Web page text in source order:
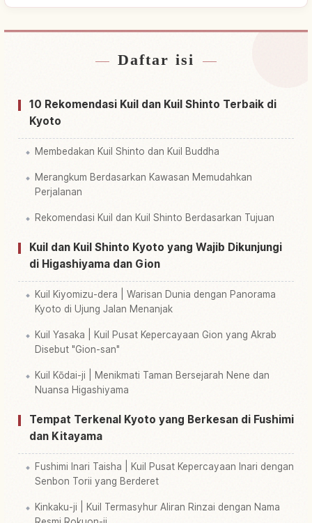
Cari penginapan
Cari aktivitas ↗
Daftar isi
10 Rekomendasi Kuil dan Kuil Shinto Terbaik di
Kyoto
Membedakan Kuil Shinto dan Kuil Buddha
Merangkum Berdasarkan Kawasan Memudahkan
Perjalanan
Rekomendasi Kuil dan Kuil Shinto Berdasarkan Tujuan
Kuil dan Kuil Shinto Kyoto yang Wajib Dikunjungi
di Higashiyama dan Gion
Kuil Kiyomizu-dera | Warisan Dunia dengan Panorama
Kyoto di Ujung Jalan Menanjak
Kuil Yasaka | Kuil Pusat Kepercayaan Gion yang Akrab
Disebut "Gion-san"
Kuil Kōdai-ji | Menikmati Taman Bersejarah Nene dan
Nuansa Higashiyama
Tempat Terkenal Kyoto yang Berkesan di Fushimi
dan Kitayama
Fushimi Inari Taisha | Kuil Pusat Kepercayaan Inari dengan
Senbon Torii yang Berderet
Kinkaku-ji | Kuil Termasyhur Aliran Rinzai dengan Nama